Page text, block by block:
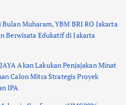
Muharam, YBM BRI RO Jakarta
Berwisata Edukatif di Jakarta
Akan Lakukan Penjajakan Minat
Calon Mitra Strategis Proyek
IPA